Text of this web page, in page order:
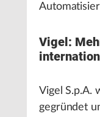
Vigel:
Vigel S.p.A.
gegründet